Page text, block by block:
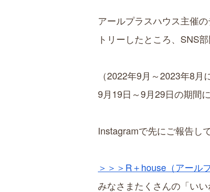
アールプラスハウス主催
トリーしたところ、SNS
（2022年9月～2023年8
9月19日～9月29日の期間
Instagramで先にご報告し
＞＞＞R＋house（アール
みなさまたくさんの「い